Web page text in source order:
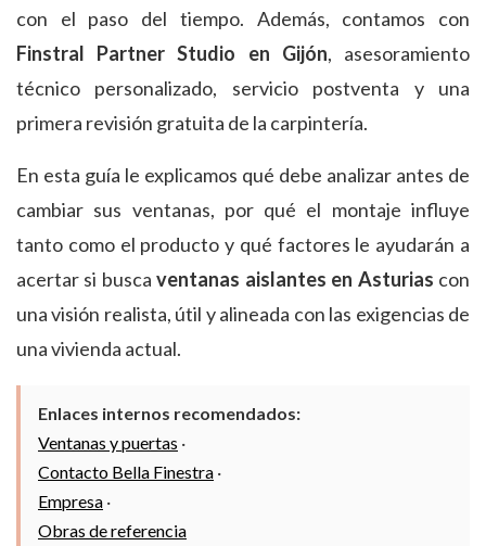
con el paso del tiempo. Además, contamos con
Finstral Partner Studio en Gijón, asesoramiento
técnico personalizado, servicio postventa y una
primera revisión gratuita de la carpintería.
En esta guía le explicamos qué debe analizar antes de
cambiar sus ventanas, por qué el montaje influye
tanto como el producto y qué factores le ayudarán a
acertar si buscaventanas aislantes en Asturias con
una visión realista, útil y alineada con las exigencias de
una vivienda actual.
Enlaces internos recomendados:
Ventanas y puertas ·
Contacto Bella Finestra ·
Empresa ·
Obras de referencia